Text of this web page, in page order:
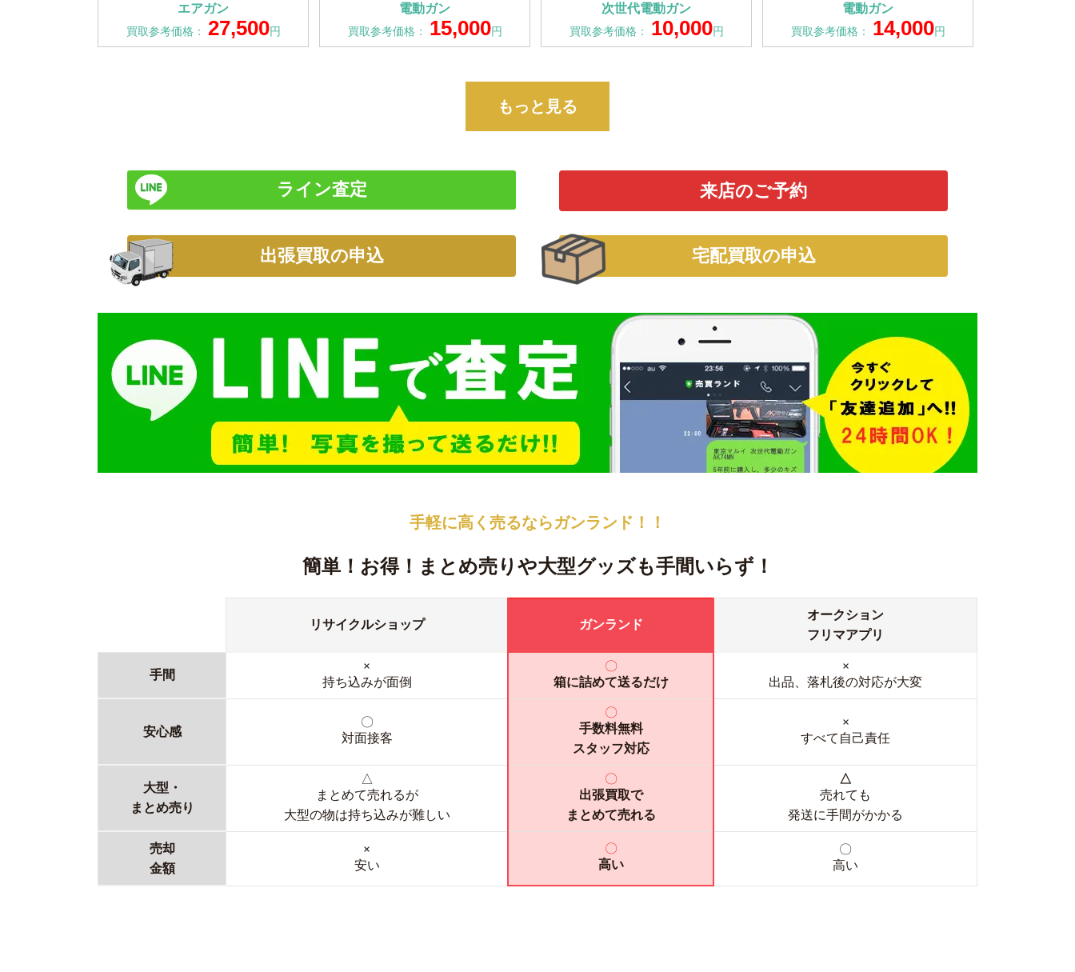
エアガン
買取参考価格： 27,500円
電動ガン
買取参考価格： 15,000円
次世代電動ガン
買取参考価格： 10,000円
電動ガン
買取参考価格： 14,000円
もっと見る
ライン査定 来店のご予約
出張買取の申込 宅配買取の申込
手軽に高く売るならガンランド！！
簡単！お得！ まとめ売りや大型グッズも手間いらず！
リサイクルショップ ガンランド
オークション
フリマアプリ
手間
×
持ち込みが面倒
〇
箱に詰めて送るだけ
×
出品、落札後の対応が大変
安心感
〇
対面接客
〇
手数料無料
スタッフ対応
×
すべて自己責任
大型・
まとめ売り
△
まとめて売れるが
大型の物は持ち込みが難しい
〇
出張買取で
まとめて売れる
△
売れても
発送に手間がかかる
売却
金額
×
安い
〇
高い
〇
高い